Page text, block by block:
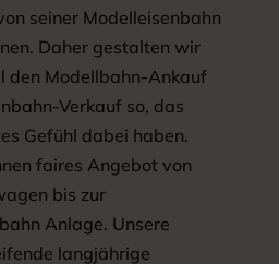
seiner Modelleisenbahn
Daher gestalten wir
den Modellbahn-Ankauf
Verkauf so, das
Gefühl dabei haben.
faires Angebot von
bis zur
Anlage. Unsere
langjährige